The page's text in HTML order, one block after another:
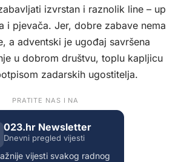
izvrstan i raznolik line – up
i pjevača. Jer, dobre zabave nema
a adventski je ugođaj savršena
u dobrom društvu, toplu kapljicu
zadarskih ugostitelja.
PRATITE NAS I NA
023.hr Newsletter
Dnevni pregled vijesti
vijesti svakog radnog